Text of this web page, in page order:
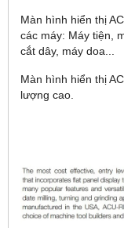
Màn hình hiển thị
các máy: Máy tiện,
cắt dây, máy doa...
Màn hình hiển thị
lượng cao.